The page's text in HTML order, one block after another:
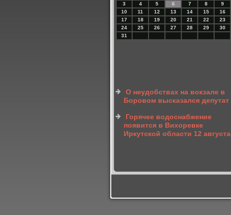
3
4 5 6 7 8
9
10
11 12 13 14 15
16
17
18 19 20 21 22
23
24
25 26 27 28 29
30
31
О неудобствах на вокзале в
Боровом высказался депутат
Горячее водоснабжение
появится в Вихоревке
Иркутской области 12 августа